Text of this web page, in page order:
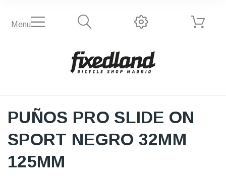
Menu
PUÑOS PRO SLIDE ON
SPORT NEGRO 32MM
125MM